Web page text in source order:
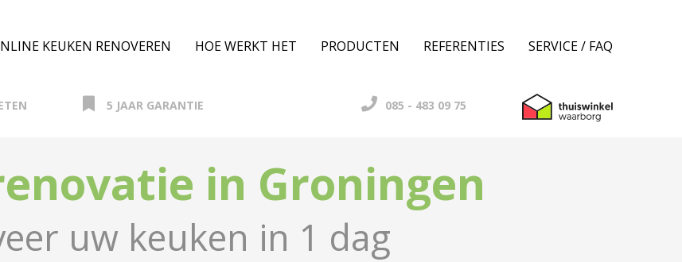
KEUKEN RENOVEREN HOE WERKT HET PRODUCTEN REFERENTIES SERVICE / FAQ
5 JAAR GARANTIE 085 - 483 09 75
in Groningen
uw keuken in 1 dag